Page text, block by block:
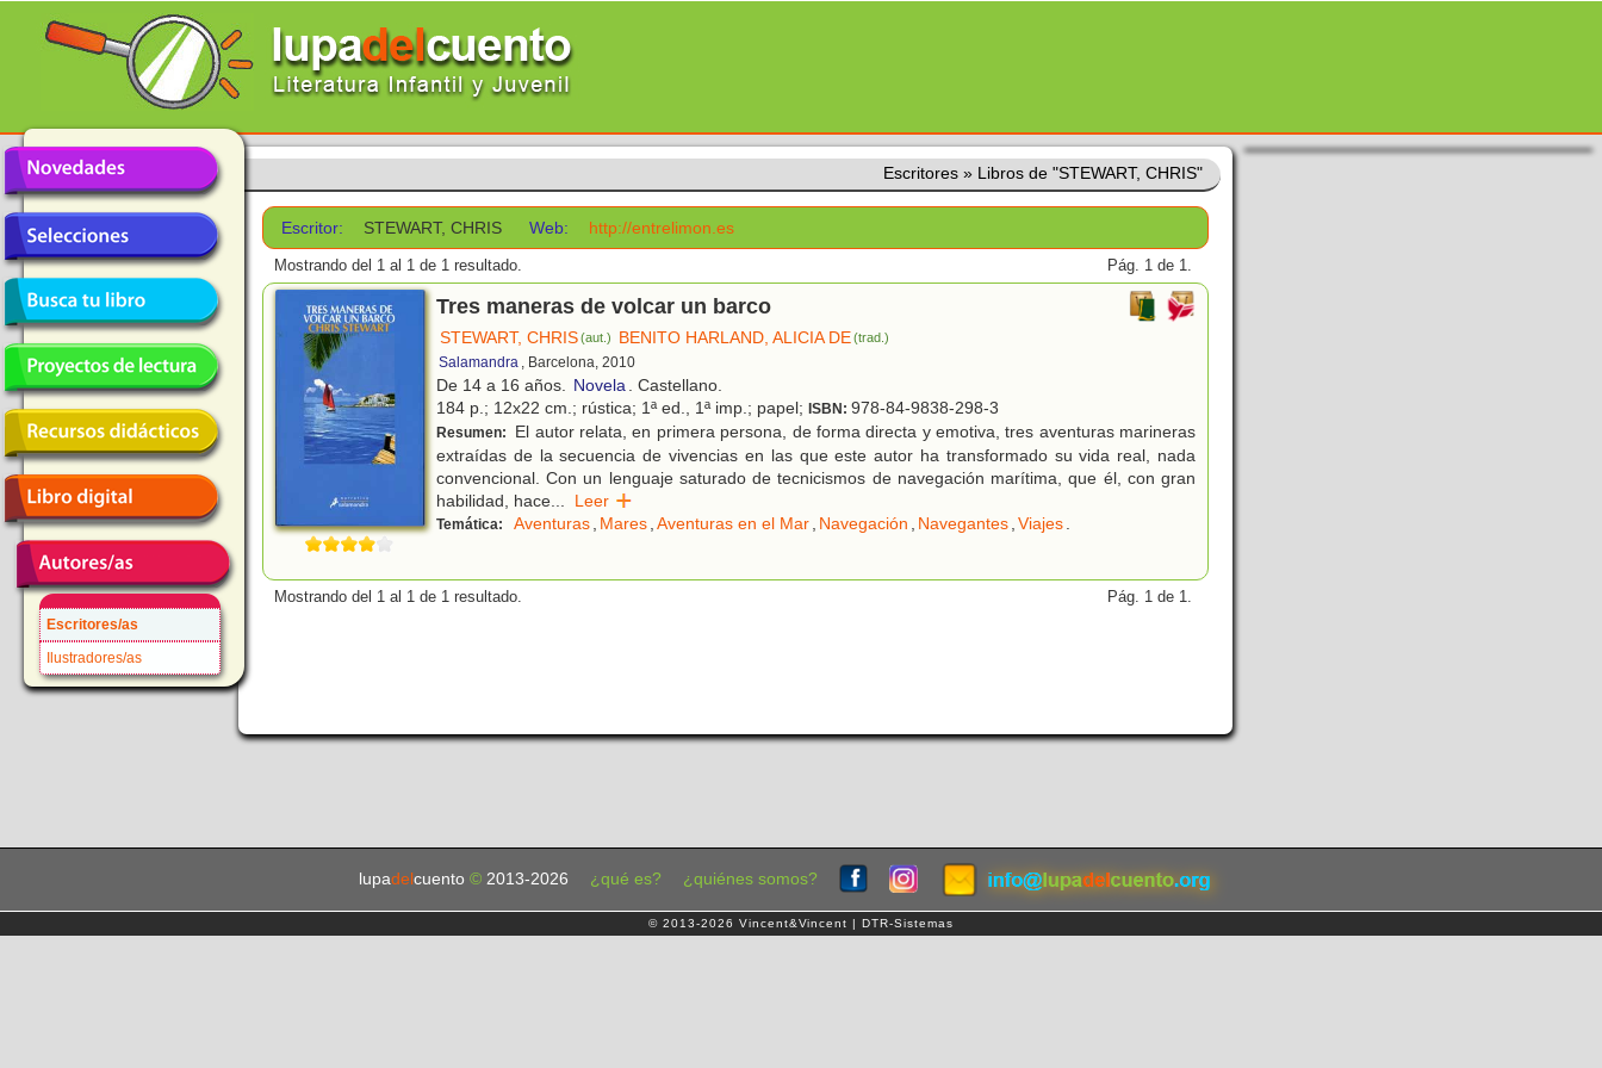
Escritores/as
Ilustradores/as
Escritores » Libros de "STEWART, CHRIS"
Escritor: STEWART, CHRIS Web: http://entrelimon.es
Mostrando del 1 al 1 de 1 resultado. Pág. 1 de 1.
Tres maneras de volcar un barco
STEWART, CHRIS(aut.) BENITO HARLAND, ALICIA DE(trad.)
Salamandra , Barcelona, 2010
De 14 a 16 años. Novela. Castellano.
184 p.; 12x22 cm.; rústica; 1ª ed., 1ª imp.; papel; ISBN: 978-84-9838-298-3
Resumen:
El autor relata, en primera persona, de forma directa y emotiva, tres aventuras marineras
extraídas de la secuencia de vivencias en las que este autor ha transformado su vida real, nada
convencional. Con un lenguaje saturado de tecnicismos de navegación marítima, que él, con gran
habilidad, hace... Leer
Temática: Aventuras, Mares,Aventuras en el Mar, Navegación , Navegantes,Viajes.
Mostrando del 1 al 1 de 1 resultado. Pág. 1 de 1.
lupadel cuento © 2013-2026 ¿qué es? ¿quiénes somos?
© 2013-2026 Vincent&Vincent | DTR-Sistemas